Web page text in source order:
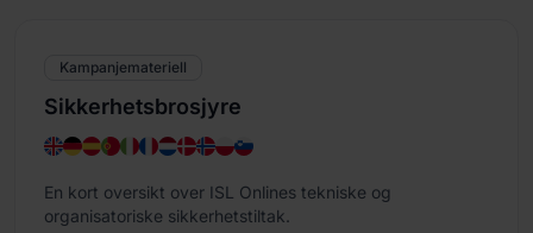
Kampanjemateriell
Sikkerhetsbrosjyre
En kort oversikt over ISL Onlines tekniske og
organisatoriske sikkerhetstiltak.